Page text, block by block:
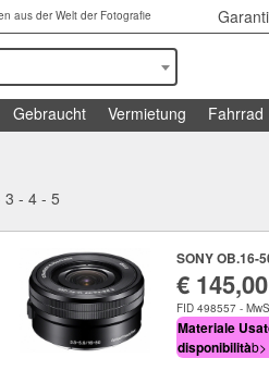
aus der Welt der Fotografie
Gebraucht Vermietung Fahrrad
3 - 4 - 5
€ 145,00
FID 498557 -
Materiale
disponibilitàb>